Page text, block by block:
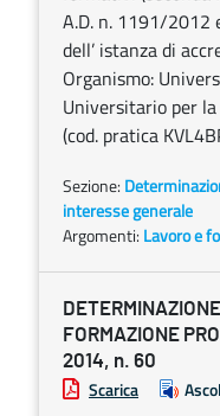
A.D. n. 1191/2012
dell’ istanza di
Organismo:
Universitario per la
(cod. pratica
Sezione:
interesse generale
Argomenti: Lavoro e
FORMAZIONE
2014, n. 60
Scarica